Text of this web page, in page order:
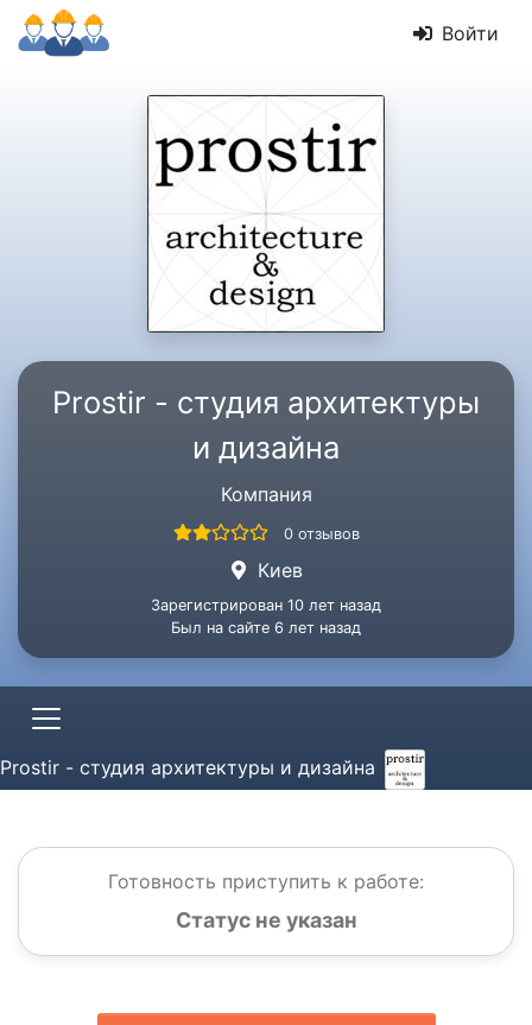
Войти
Prostir - студия архитектуры
и дизайна
Компания
0 отзывов
Киев
Зарегистрирован 10 лет назад
Был на сайте 6 лет назад
Prostir - студия архитектуры и дизайна
Готовность приступить к работе:
Статус не указан